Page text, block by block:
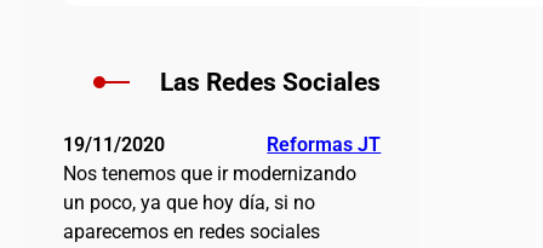
Las Redes Sociales
19/11/2020
Reformas JT
Nos tenemos que ir modernizando
un poco, ya que hoy día, si no
aparecemos en redes sociales